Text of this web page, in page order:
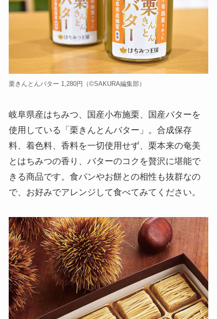
栗きんとんバター 1,280円（©️SAKURA編集部）
岐阜県産はちみつ、国産小布施栗、国産バターを
使用している「栗きんとんバター」。合成保存
料、着色料、香料を一切使用せず、栗本来の奄美
とはちみつの香り、バターのコクを贅沢に堪能で
きる商品です。食パンやお餅との相性も抜群なの
で、お好みでアレンジして食べてみてください。